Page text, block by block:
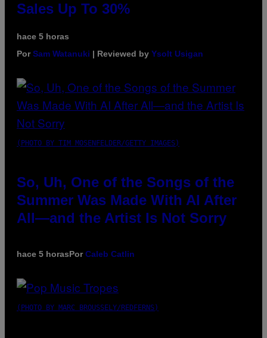
Sales Up To 30%
hace 5 horas
PorSam Watanuki | Reviewed by Ysolt Usigan
(PHOTO BY TIM MOSENFELDER/GETTY IMAGES)
So, Uh, One of the Songs of the
Summer Was Made With AI After
All—and the Artist Is Not Sorry
hace 5 horasPorCaleb Catlin
(PHOTO BY MARC BROUSSELY/REDFERNS)